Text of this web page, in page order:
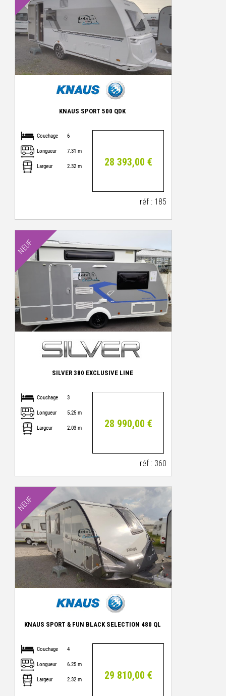
KNAUS SPORT 500 QDK
Couchage 6
Longueur 7.31 m
Largeur 2.32 m 28 393,00 €
réf : 185
NEUF
SILVER 380 EXCLUSIVE LINE
Couchage 3
Longueur 5.25 m
Largeur 2.03 m 28 990,00 €
réf : 360
NEUF
KNAUS SPORT & FUN BLACK SELECTION 480 QL
Couchage 4
Longueur 6.25 m
Largeur 2.32 m 29 810,00 €